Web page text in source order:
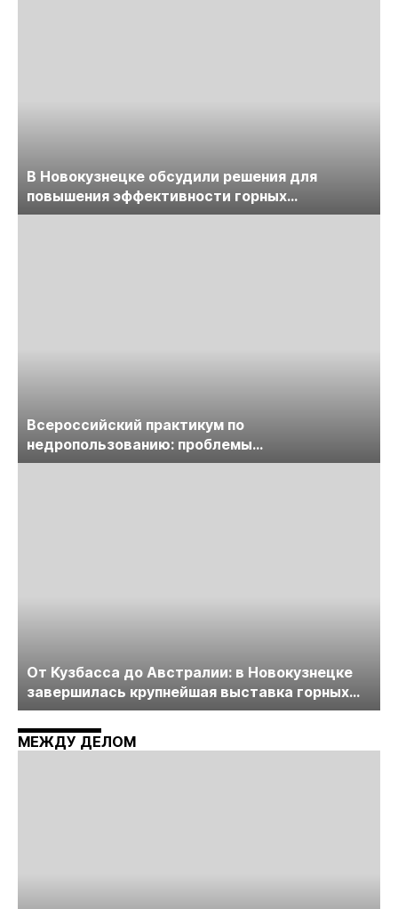
В Новокузнецке обсудили решения для
повышения эффективности горных
предприятий
Всероссийский практикум по
недропользованию: проблемы
лицензирования, цифровизации, экспертизы
От Кузбасса до Австралии: в Новокузнецке
завершилась крупнейшая выставка горных
технологий «Недра России. Уголь России и
Майнинг»
МЕЖДУ ДЕЛОМ